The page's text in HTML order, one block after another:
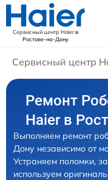
Сервисный центр Haierв
Ростове-на-Дону
Сервисный центр
Ремонт
Haier в
Выполняем ремонт
Дону независимо от
Устраняем поломки,
используем